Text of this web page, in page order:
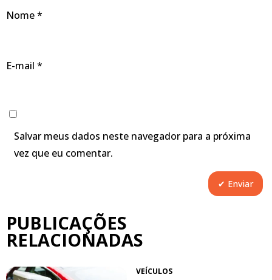
Nome*
E-mail *
Salvar meus dados neste navegador para a próxima
vez que eu comentar.
PUBLICAÇÕES
RELACIONADAS
VEÍCULOS